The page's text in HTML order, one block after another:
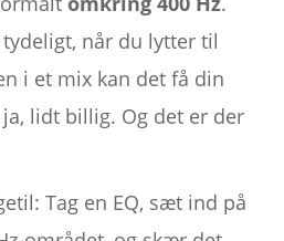
når du lytter til
i et mix kan det få din
lidt billig. Og det er der
Tag en EQ, sæt ind på